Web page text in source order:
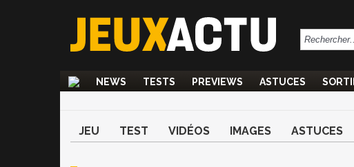
NEWS TESTS PREVIEWS ASTUCES
JEU TEST VIDÉOS IMAGES ASTUCES